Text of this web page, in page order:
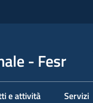
- Fesr
e attività Servizi